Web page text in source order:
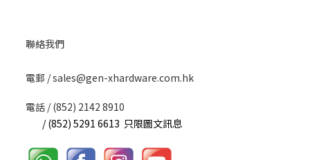
聯絡我們
​電郵 / sales@gen-xhardware.com.hk
電話 / (852) 2142 8910
/ (852) 5291 6613 只限圖文訊息